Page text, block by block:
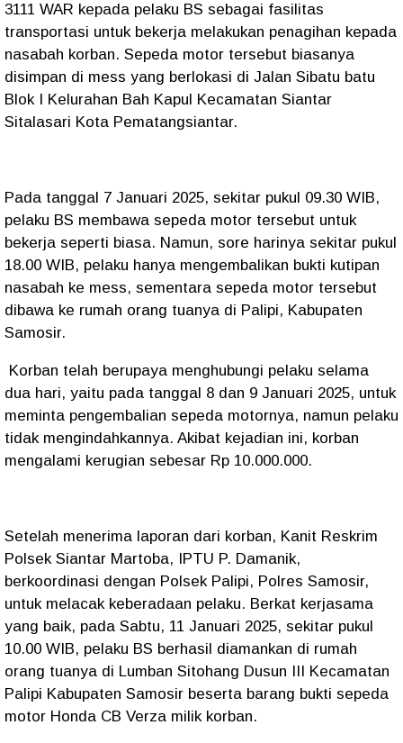
3111 WAR kepada pelaku BS sebagai fasilitas
transportasi untuk bekerja melakukan penagihan kepada
nasabah korban. Sepeda motor tersebut biasanya
disimpan di mess yang berlokasi di Jalan Sibatu batu
Blok I Kelurahan Bah Kapul Kecamatan Siantar
Sitalasari Kota Pematangsiantar.
Pada tanggal 7 Januari 2025, sekitar pukul 09.30 WIB,
pelaku BS membawa sepeda motor tersebut untuk
bekerja seperti biasa. Namun, sore harinya sekitar pukul
18.00 WIB, pelaku hanya mengembalikan bukti kutipan
nasabah ke mess, sementara sepeda motor tersebut
dibawa ke rumah orang tuanya di Palipi, Kabupaten
Samosir.
Korban telah berupaya menghubungi pelaku selama
dua hari, yaitu pada tanggal 8 dan 9 Januari 2025, untuk
meminta pengembalian sepeda motornya, namun pelaku
tidak mengindahkannya. Akibat kejadian ini, korban
mengalami kerugian sebesar Rp 10.000.000.
Setelah menerima laporan dari korban, Kanit Reskrim
Polsek Siantar Martoba, IPTU P. Damanik,
berkoordinasi dengan Polsek Palipi, Polres Samosir,
untuk melacak keberadaan pelaku. Berkat kerjasama
yang baik, pada Sabtu, 11 Januari 2025, sekitar pukul
10.00 WIB, pelaku BS berhasil diamankan di rumah
orang tuanya di Lumban Sitohang Dusun III Kecamatan
Palipi Kabupaten Samosir beserta barang bukti sepeda
motor Honda CB Verza milik korban.